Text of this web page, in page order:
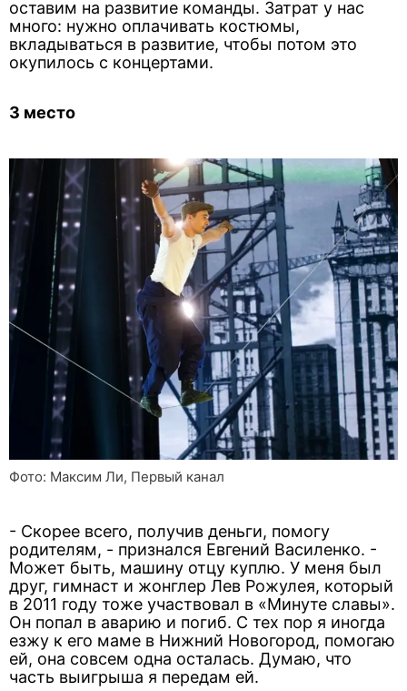
оставим на развитие команды. Затрат у нас
много: нужно оплачивать костюмы,
вкладываться в развитие, чтобы потом это
окупилось с концертами.
3 место
Фото: Максим Ли, Первый канал
- Скорее всего, получив деньги, помогу
родителям, - признался Евгений Василенко. -
Может быть, машину отцу куплю. У меня был
друг, гимнаст и жонглер Лев Рожулея, который
в 2011 году тоже участвовал в «Минуте славы».
Он попал в аварию и погиб. С тех пор я иногда
езжу к его маме в Нижний Новогород, помогаю
ей, она совсем одна осталась. Думаю, что
часть выигрыша я передам ей.